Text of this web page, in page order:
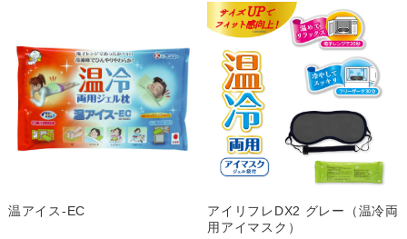
温アイス-EC
アイリフレDX2 グレー（温冷両
用アイマスク）